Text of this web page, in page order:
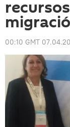
00:10 GMT